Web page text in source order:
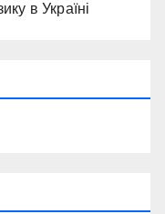
в Україні